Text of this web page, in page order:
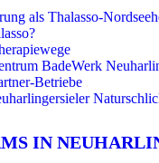
als Thalasso-
BadeWerk
Betriebe
IN